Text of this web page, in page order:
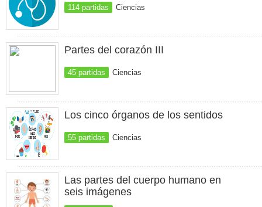
114 partidas Ciencias
Partes del corazón III
45 partidas Ciencias
Los cinco órganos de los sentidos
55 partidas Ciencias
Las partes del cuerpo humano en
seis imágenes